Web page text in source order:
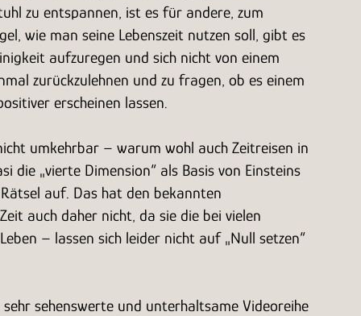
zu entspannen, ist es für andere, zum
wie man seine Lebenszeit nutzen soll, gibt es
aufzuregen und sich nicht von einem
zurückzulehnen und zu fragen, ob es einem
positiver erscheinen lassen.
umkehrbar – warum wohl auch Zeitreisen in
„vierte Dimension“ als Basis von Einsteins
auf. Das hat den bekannten
auch daher nicht, da sie die bei vielen
– lassen sich leider nicht auf „Null setzen“
sehenswerte und unterhaltsame Videoreihe